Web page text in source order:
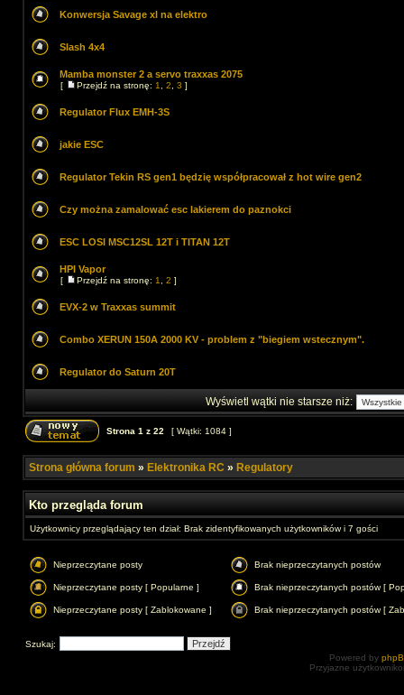
Konwersja Savage xl na elektro
Slash 4x4
Mamba monster 2 a servo traxxas 2075
[ Przejdź na stronę: 1 2 3 ]
Regulator Flux EMH-3S
jakie ESC
Regulator Tekin RS gen1 będzię współpracował z hot wire gen2
Czy można zamalować esc lakierem do paznokci
ESC LOSI MSC12SL 12T i TITAN 12T
HPI Vapor
[ Przejdź na stronę: 1 2 ]
EVX-2 w Traxxas summit
Combo XERUN 150A 2000 KV - problem z "biegiem wstecznym".
Regulator do Saturn 20T
Wyświetl wątki nie starsze niż:
Strona 1 z 22 [ Wątki: 1084 ]
Strona główna forum » Elektronika RC » Regulatory
Kto przegląda forum
Użytkownicy przeglądający ten dział: Brak zidentyfikowanych użytkowników i 7 gości
Nieprzeczytane posty Brak nieprzeczytanych postów
Nieprzeczytane posty [ Popularne ] Brak nieprzeczytanych postów [
Nieprzeczytane posty [ Zablokowane ] Brak nieprzeczytanych postów [
Szukaj:
Powered by
Przyjazne